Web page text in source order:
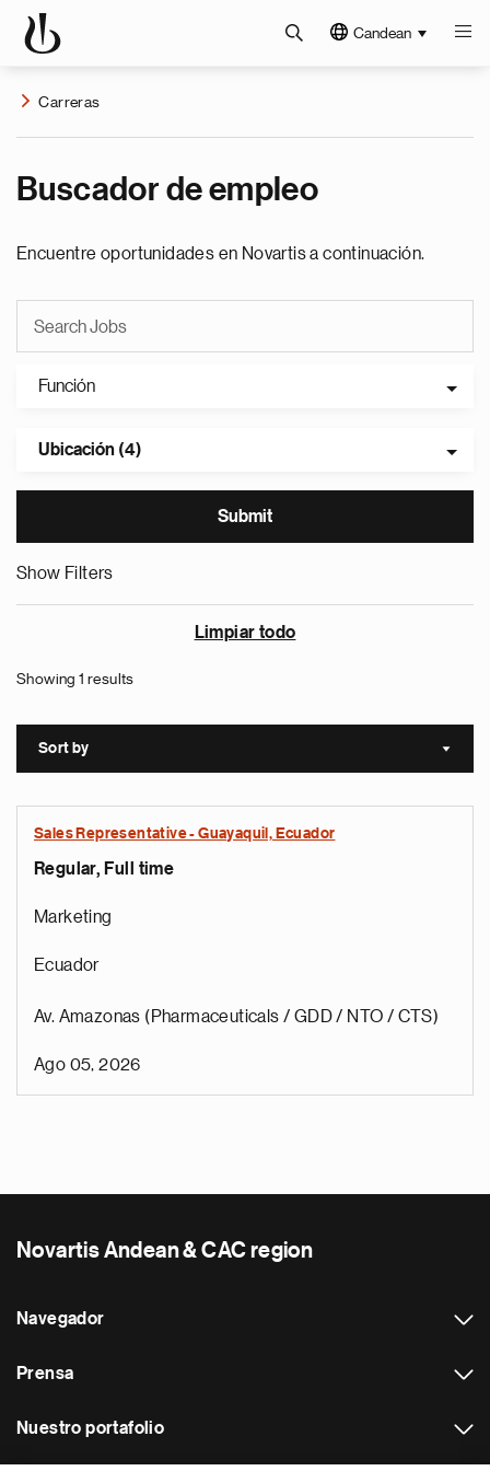
Candean
Carreras
Buscador de empleo
Encuentre oportunidades en Novartis a continuación.
Función
Ubicación (4)
Show Filters
Limpiar todo
Showing 1 results
Sort by Sort
Sales Representative - Guayaquil, Ecuador
Regular, Full time
Marketing
Ecuador
Av. Amazonas (Pharmaceuticals / GDD / NTO / CTS)
Ago 05, 2026
Novartis Andean & CAC region
Navegador
Prensa
Nuestro portafolio